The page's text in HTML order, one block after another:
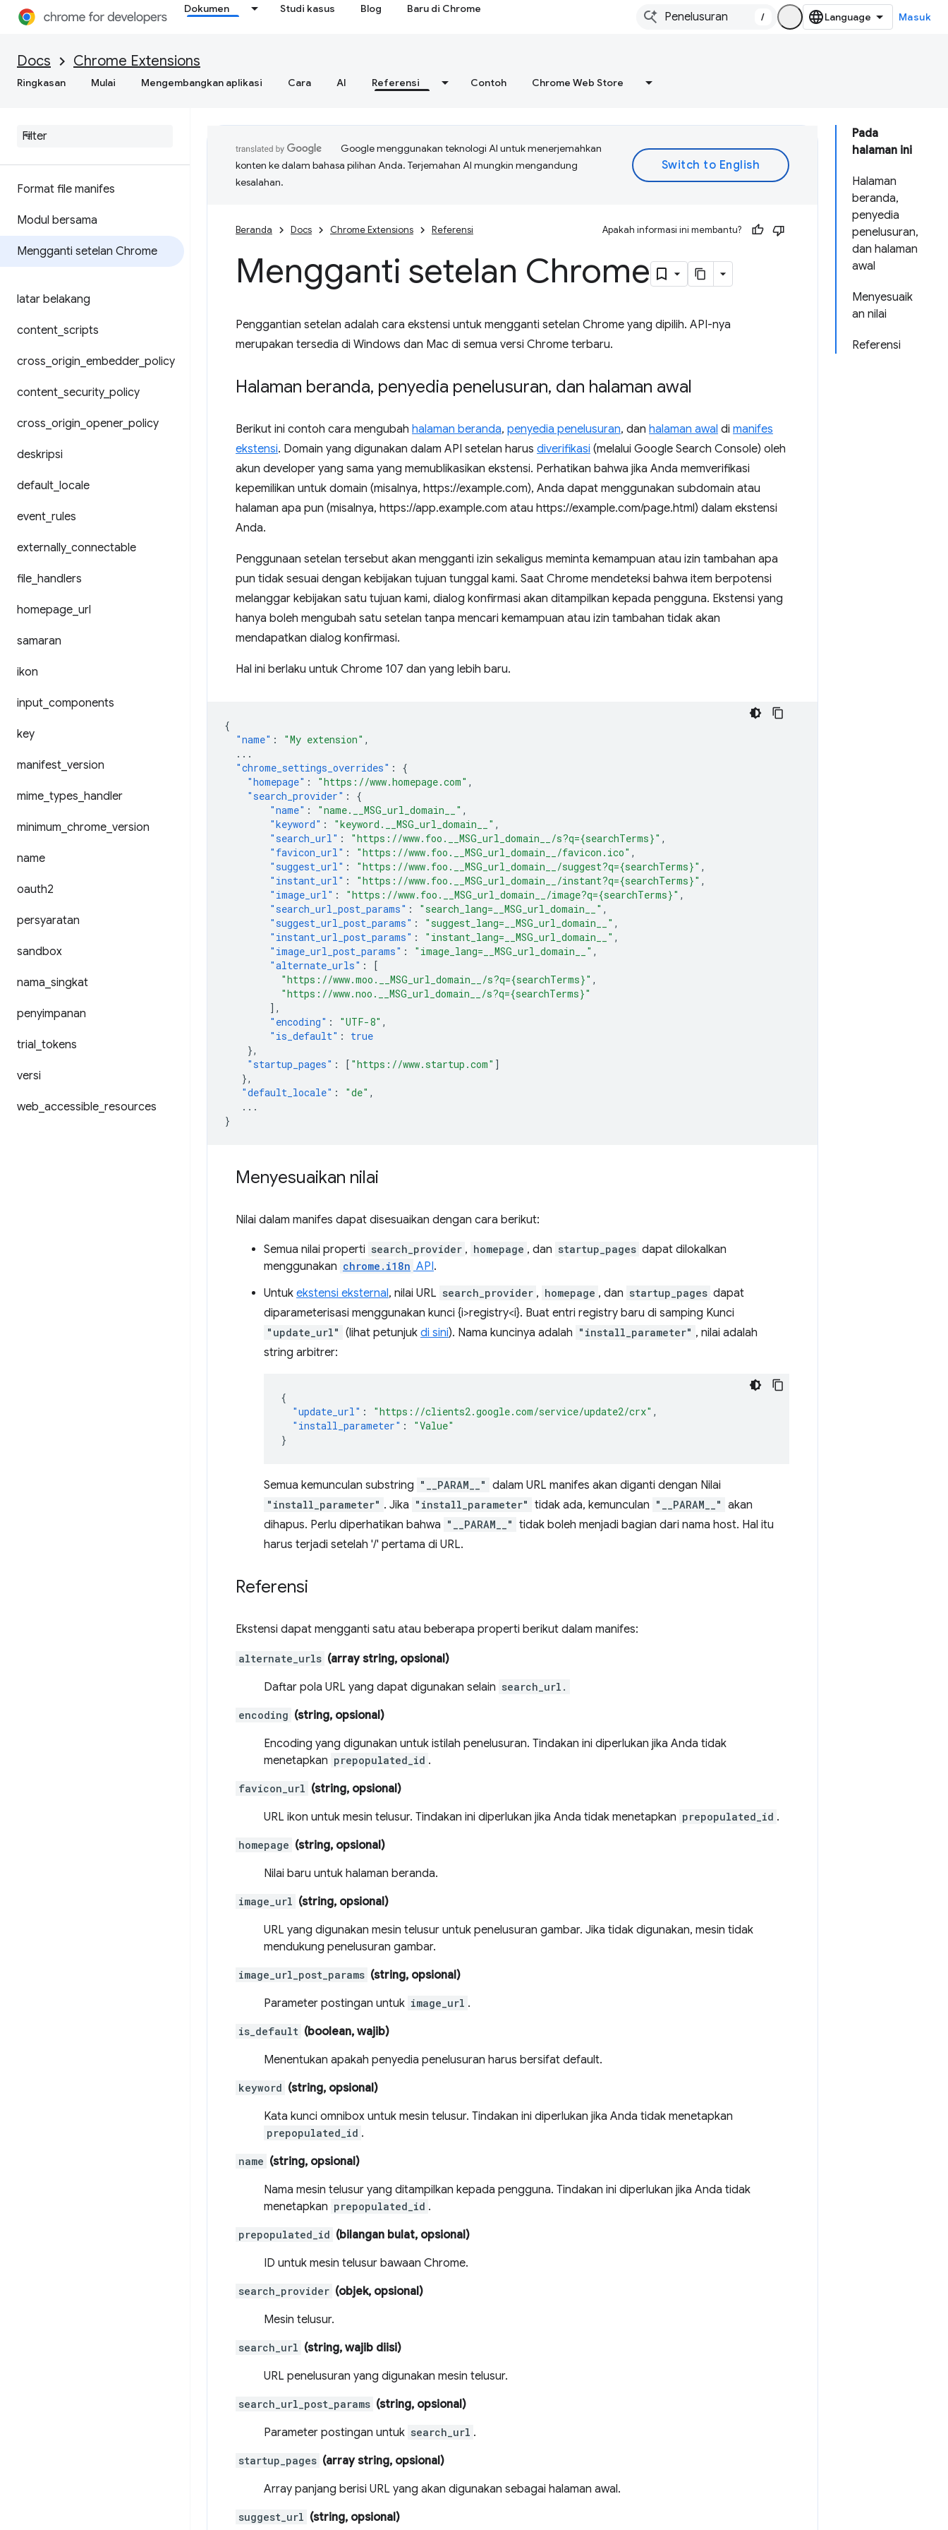
Dokumen Studi kasus Blog Baru di Chrome
/ Masuk
Docs Chrome Extensions
Ringkasan Mulai Mengembangkan aplikasi Cara AI Referensi Contoh Chrome Web Store
Format file manifes
Modul bersama
Mengganti setelan Chrome
latar belakang
content scripts
cross origin embedder_ policy
content security_ policy
cross origin opener_ policy
deskripsi
default locale
event rules
externally_ connectable
file handlers
homepage url
samaran
ikon
input components
key
manifest version
mime types handler
minimum chrome version
name
oauth2
persyaratan
sandbox
nama singkat
penyimpanan
trial tokens
versi
web accessible resources
Pada
halaman ini
Halaman
beranda,
penyedia
penelusuran,
dan halaman
awal
Menyesuaik
an nilai
Referensi
Google menggunakan teknologi AI untuk menerjemahkan
konten ke dalam bahasa pilihan Anda. Terjemahan AI mungkin mengandung
kesalahan.
Beranda Docs Chrome Extensions Referensi Apakah informasi ini membantu?
Mengganti setelan Chrome
Penggantian setelan adalah cara ekstensi untuk mengganti setelan Chrome yang dipilih. API-nya
merupakan tersedia di Windows dan Mac di semua versi Chrome terbaru.
Halaman beranda, penyedia penelusuran, dan halaman awal
Berikut ini contoh cara mengubah halaman beranda, penyedia penelusuran, dan halaman awal di manifes
ekstensi. Domain yang digunakan dalam API setelan harus diverifikasi (melalui Google Search Console) oleh
akun developer yang sama yang memublikasikan ekstensi. Perhatikan bahwa jika Anda memverifikasi
kepemilikan untuk domain (misalnya, https://example.com), Anda dapat menggunakan subdomain atau
halaman apa pun (misalnya, https://app.example.com atau https://example.com/page.html) dalam ekstensi
Anda.
Penggunaan setelan tersebut akan mengganti izin sekaligus meminta kemampuan atau izin tambahan apa
pun tidak sesuai dengan kebijakan tujuan tunggal kami. Saat Chrome mendeteksi bahwa item berpotensi
melanggar kebijakan satu tujuan kami, dialog konfirmasi akan ditampilkan kepada pengguna. Ekstensi yang
hanya boleh mengubah satu setelan tanpa mencari kemampuan atau izin tambahan tidak akan
mendapatkan dialog konfirmasi.
Hal ini berlaku untuk Chrome 107 dan yang lebih baru.
{
"name" : "My extension" ,
...
"chrome_settings_overrides" :
{
"homepage" : "https://www.homepage.com" ,
"search_provider" :
{
"name" : "name.__MSG_url_domain__" ,
"keyword" : "keyword.__MSG_url_domain__" ,
"search_url" : "https://www.foo.__MSG_url_domain__/s?q={searchTerms}" ,
"favicon_url" : "https://www.foo.__MSG_url_domain__/favicon.ico" ,
"suggest_url" : "https://www.foo.__MSG_url_domain__/suggest?q={searchTerms}" ,
"instant_url" : "https://www.foo.__MSG_url_domain__/instant?q={searchTerms}" ,
"image_url" : "https://www.foo.__MSG_url_domain__/image?q={searchTerms}" ,
"search_url_post_params" : "search_lang=__MSG_url_domain__" ,
"suggest_url_post_params" : "suggest_lang=__MSG_url_domain__" ,
"instant_url_post_params" : "instant_lang=__MSG_url_domain__" ,
"image_url_post_params" : "image_lang=__MSG_url_domain__" ,
"alternate_urls" :
[
"https://www.moo.__MSG_url_domain__/s?q={searchTerms}" ,
"https://www.noo.__MSG_url_domain__/s?q={searchTerms}"
],
"encoding" : "UTF-8" ,
"is_default" :
true
},
"startup_pages" : [ "https://www.startup.com" ]
},
"default_locale" : "de" ,
...
}
Menyesuaikan nilai
Nilai dalam manifes dapat disesuaikan dengan cara berikut:
Semua nilai properti search_provider , homepage , dan startup_pages dapat dilokalkan
menggunakan chrome.i18n API.
Untuk ekstensi eksternal, nilai URL search_provider , homepage , dan startup_pages dapat
diparameterisasi menggunakan kunci {i>registry<i}. Buat entri registry baru di samping Kunci
"update_url" (lihat petunjuk di sini). Nama kuncinya adalah "install_parameter" , nilai adalah
string arbitrer:
{
"update_url" : "https://clients2.google.com/service/update2/crx" ,
"install_parameter" :
"Value"
}
Semua kemunculan substring "__PARAM__" dalam URL manifes akan diganti dengan Nilai
"install_parameter" . Jika "install_parameter" tidak ada, kemunculan "__PARAM__" akan
dihapus. Perlu diperhatikan bahwa "__PARAM__" tidak boleh menjadi bagian dari nama host. Hal itu
harus terjadi setelah '/' pertama di URL.
Referensi
Ekstensi dapat mengganti satu atau beberapa properti berikut dalam manifes:
alternate_urls (array string, opsional)
Daftar pola URL yang dapat digunakan selain search_url.
encoding (string, opsional)
Encoding yang digunakan untuk istilah penelusuran. Tindakan ini diperlukan jika Anda tidak
menetapkan prepopulated_id .
favicon_url (string, opsional)
URL ikon untuk mesin telusur. Tindakan ini diperlukan jika Anda tidak menetapkan prepopulated_id .
homepage (string, opsional)
Nilai baru untuk halaman beranda.
image_url (string, opsional)
URL yang digunakan mesin telusur untuk penelusuran gambar. Jika tidak digunakan, mesin tidak
mendukung penelusuran gambar.
image_url_post_params (string, opsional)
Parameter postingan untuk image_url .
is_default (boolean, wajib)
Menentukan apakah penyedia penelusuran harus bersifat default.
keyword (string, opsional)
Kata kunci omnibox untuk mesin telusur. Tindakan ini diperlukan jika Anda tidak menetapkan
prepopulated_id .
name (string, opsional)
Nama mesin telusur yang ditampilkan kepada pengguna. Tindakan ini diperlukan jika Anda tidak
menetapkan prepopulated_id .
prepopulated_id (bilangan bulat, opsional)
ID untuk mesin telusur bawaan Chrome.
search_provider (objek, opsional)
Mesin telusur.
search_url (string, wajib diisi)
URL penelusuran yang digunakan mesin telusur.
search_url_post_params (string, opsional)
Parameter postingan untuk search_url .
startup_pages (array string, opsional)
Array panjang berisi URL yang akan digunakan sebagai halaman awal.
suggest_url (string, opsional)